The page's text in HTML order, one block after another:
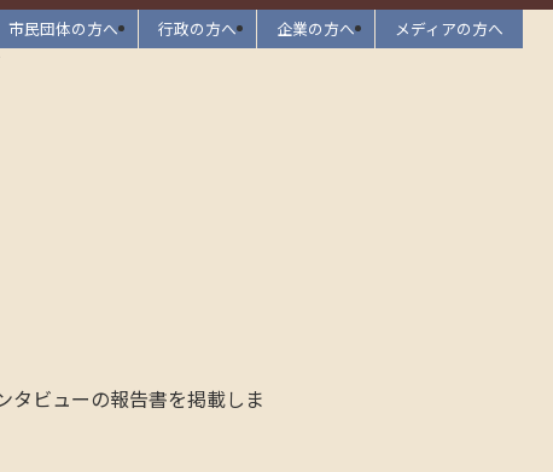
市民団体の方へ 行政の方へ 企業の方へ メディアの方へ
タビューの報告書を掲載しま